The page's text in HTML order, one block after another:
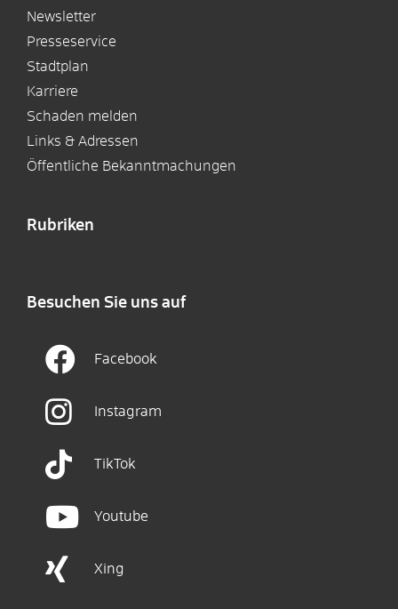
Newsletter
Presseservice
Stadtplan
Karriere
Schaden melden
Links & Adressen
Öffentliche Bekanntmachungen
Rubriken
Besuchen Sie uns auf
Facebook
Instagram
TikTok
Youtube
Xing